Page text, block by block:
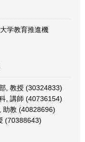
学教育推進機
, 教授 (30324833)
, 講師 (40736154)
助教 (40828696)
(70388643)